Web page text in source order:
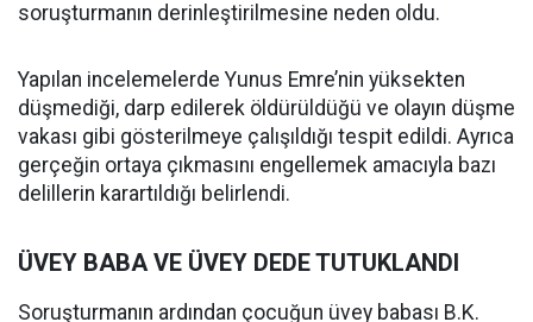
soruşturmanın derinleştirilmesine neden oldu.
Yapılan incelemelerde Yunus Emre’nin yüksekten
düşmediği, darp edilerek öldürüldüğü ve olayın düşme
vakası gibi gösterilmeye çalışıldığı tespit edildi. Ayrıca
gerçeğin ortaya çıkmasını engellemek amacıyla bazı
delillerin karartıldığı belirlendi.
ÜVEY BABA VE ÜVEY DEDE TUTUKLANDI
Soruşturmanın ardından çocuğun üvey babası B.K.